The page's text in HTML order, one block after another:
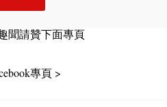
聞請贊下面專頁
專頁 >